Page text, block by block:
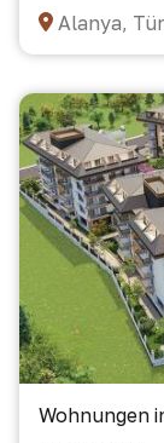
Alanya,
Wohnungen